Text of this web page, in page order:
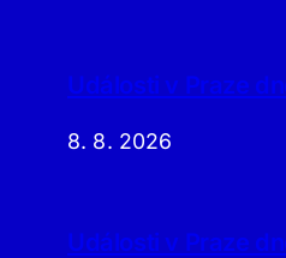
Události v Praze
8. 8. 2026
Události v Praze